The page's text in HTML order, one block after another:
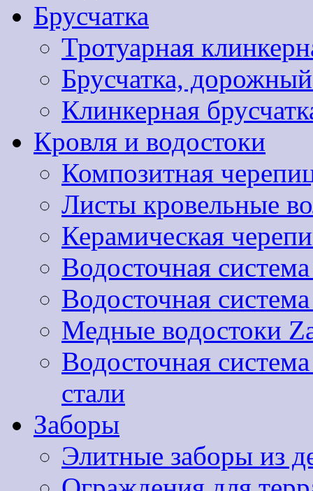
Брусчатка
Тротуарная
Брусчатка,
Клинкерная
Кровля и водостоки
Композитная
Листы кровельные
Керамическая
Водосточная
Водосточная
Медные водостоки
Водосточная
стали
Заборы
Элитные заборы из